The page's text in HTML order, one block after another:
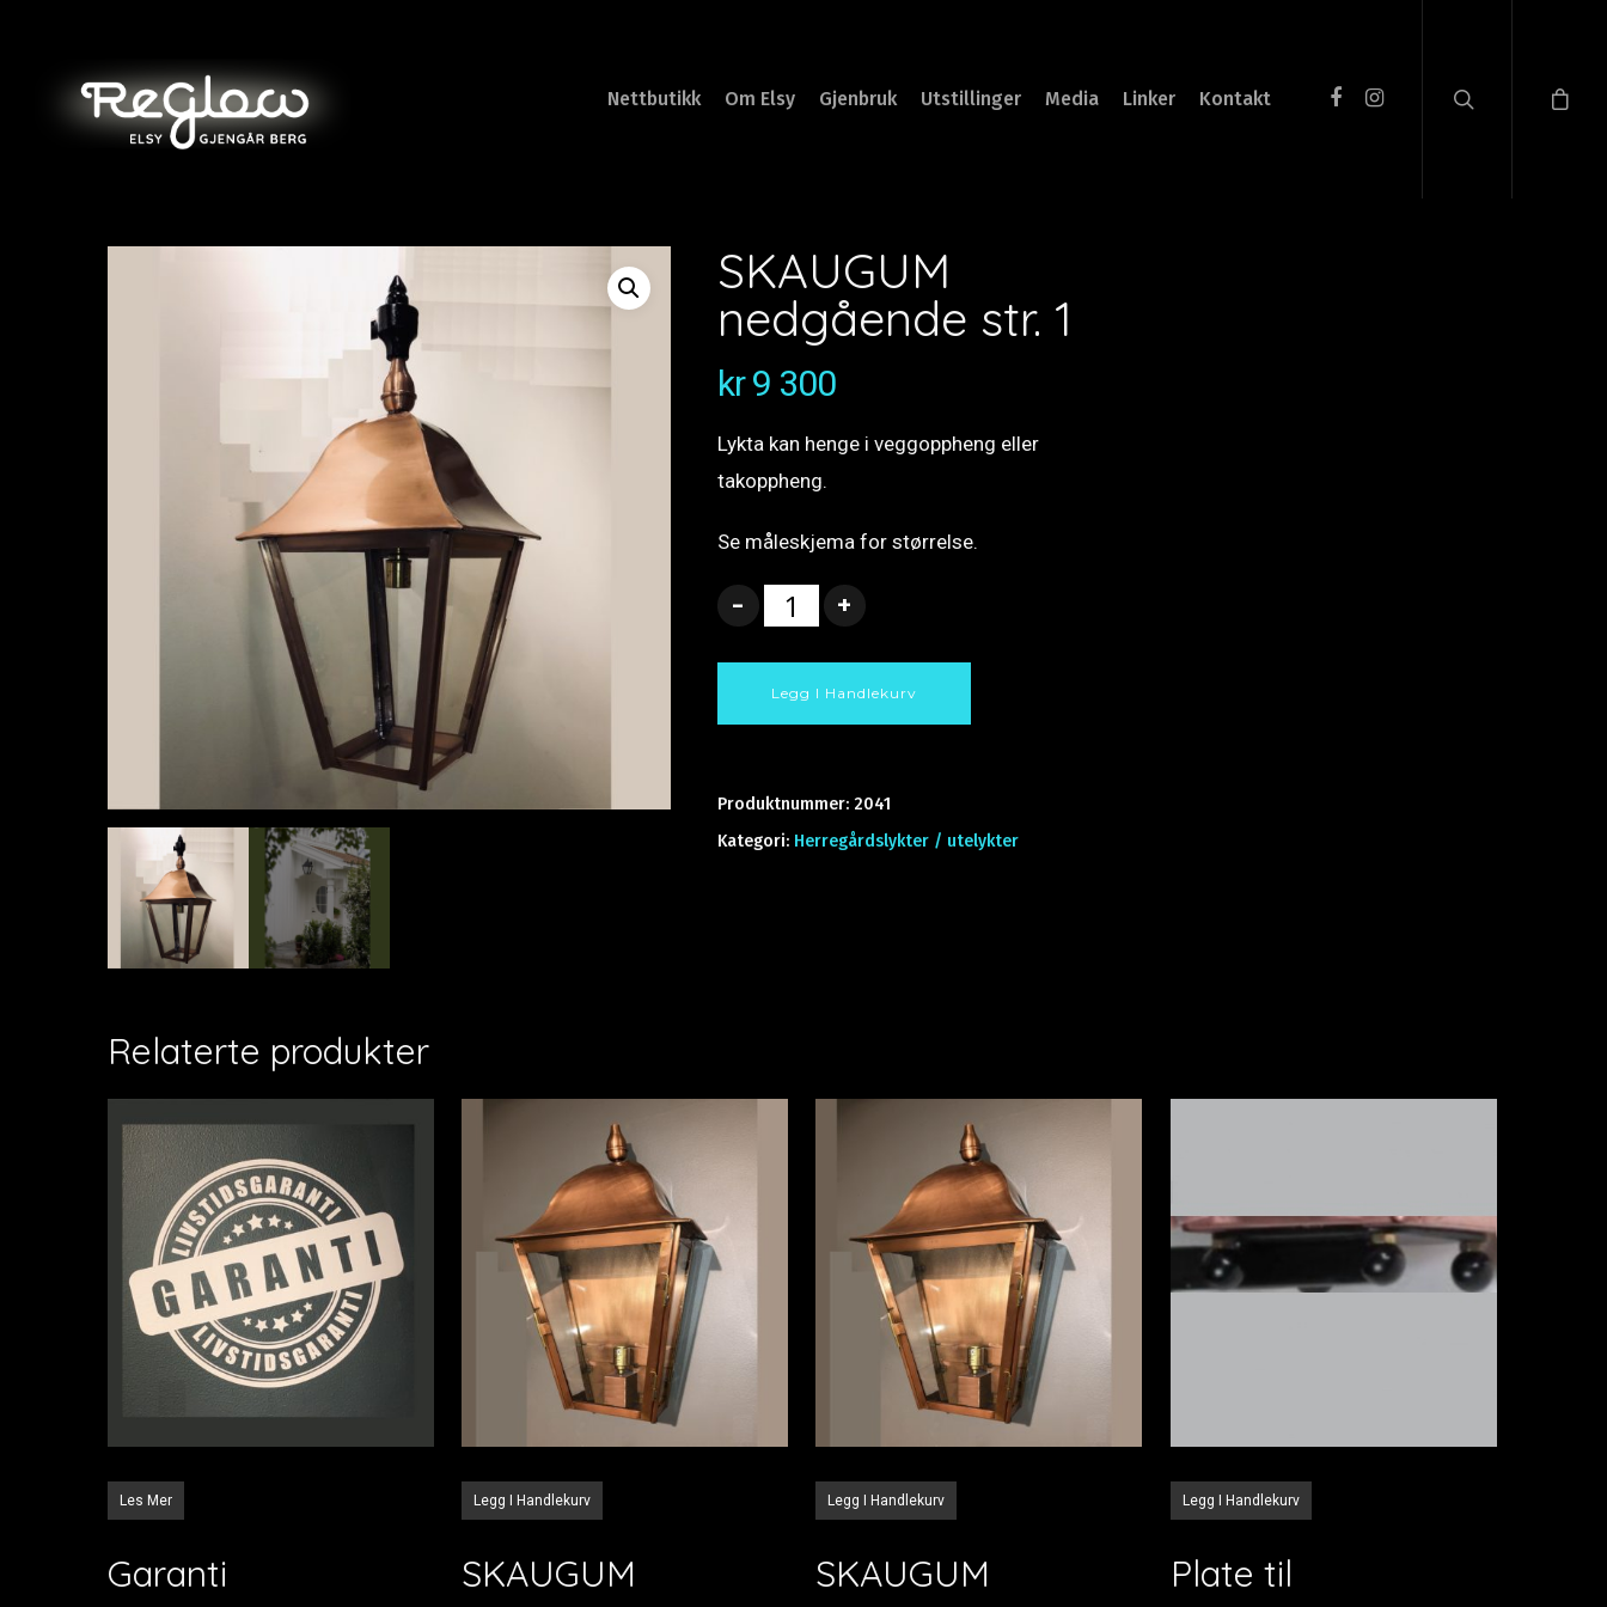
Nettbutikk Om Elsy Gjenbruk Utstillinger Media Linker Kontakt
SKAUGUM
nedgående str. 1
kr9 300
Lykta kan henge i veggoppheng eller
takoppheng.
Se måleskjema for størrelse.
Legg I Handlekurv
Produktnummer: 2041
Kategori: Herregårdslykter / utelykter
Relaterte produkter
Les Mer
Garanti
Legg I Handlekurv
SKAUGUM
Legg I Handlekurv
SKAUGUM
Legg I Handlekurv
Plate til